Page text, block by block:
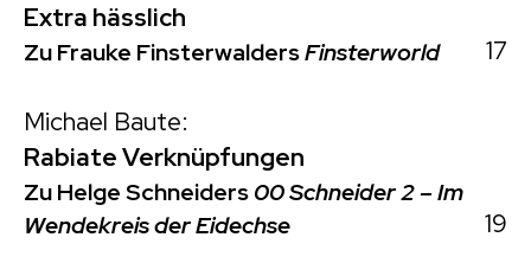
Extra hässlich
Zu Frauke FinsterwaldersFinsterworld 17
Michael Baute:
Rabiate Verknüpfungen
Zu Helge Schneiders00 Schneider 2 – Im
Wendekreis der Eidechse
19